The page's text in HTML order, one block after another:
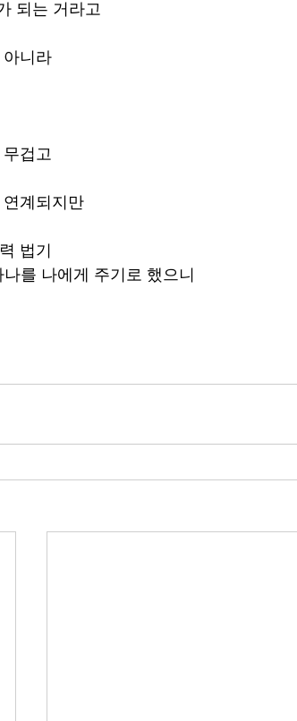
되는 거라고
아니라
겁고
계되지만
법기
를 나에게 주기로 했으니